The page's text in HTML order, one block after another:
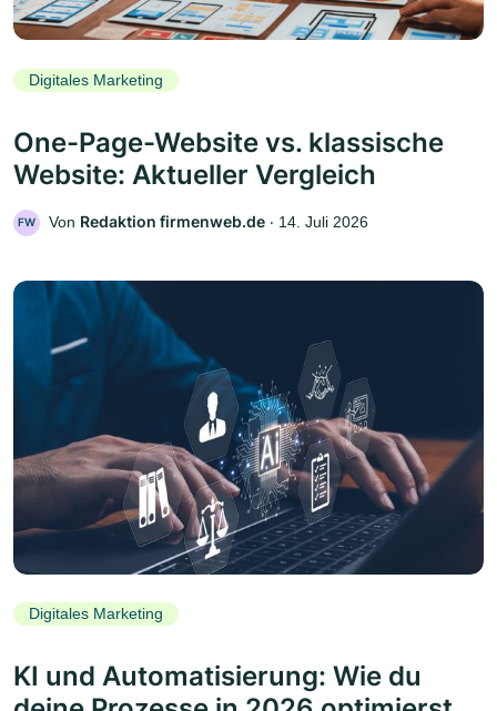
Digitales Marketing
One-Page-Website vs. klassische
Website: Aktueller Vergleich
FW Von Redaktion firmenweb.de ‧ 14. Juli 2026
Digitales Marketing
KI und Automatisierung: Wie du